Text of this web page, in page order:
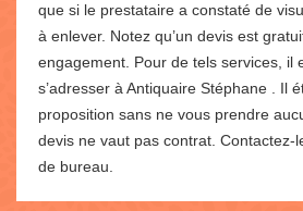
que si le prestataire a constaté de
à enlever. Notez qu’un devis est
engagement. Pour de tels services, il
s’adresser à Antiquaire Stéphane . Il
proposition sans ne vous prendre
devis ne vaut pas contrat. Contactez-
de bureau.